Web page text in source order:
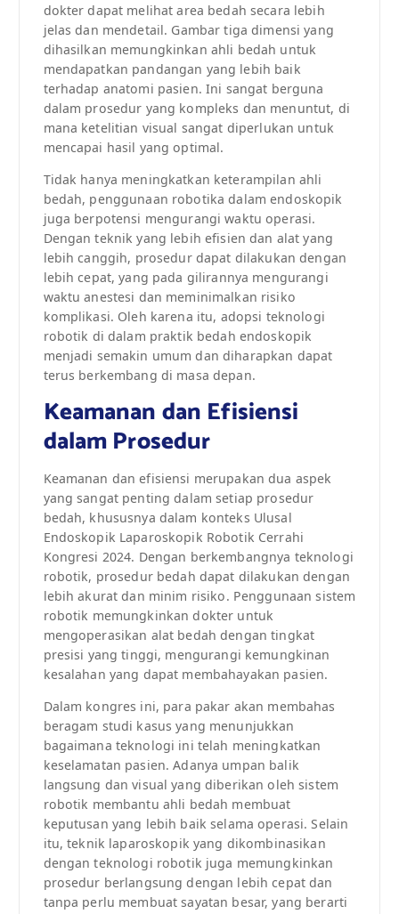
dokter dapat melihat area bedah secara lebih
jelas dan mendetail. Gambar tiga dimensi yang
dihasilkan memungkinkan ahli bedah untuk
mendapatkan pandangan yang lebih baik
terhadap anatomi pasien. Ini sangat berguna
dalam prosedur yang kompleks dan menuntut, di
mana ketelitian visual sangat diperlukan untuk
mencapai hasil yang optimal.
Tidak hanya meningkatkan keterampilan ahli
bedah, penggunaan robotika dalam endoskopik
juga berpotensi mengurangi waktu operasi.
Dengan teknik yang lebih efisien dan alat yang
lebih canggih, prosedur dapat dilakukan dengan
lebih cepat, yang pada gilirannya mengurangi
waktu anestesi dan meminimalkan risiko
komplikasi. Oleh karena itu, adopsi teknologi
robotik di dalam praktik bedah endoskopik
menjadi semakin umum dan diharapkan dapat
terus berkembang di masa depan.
Keamanan dan Efisiensi
dalam Prosedur
Keamanan dan efisiensi merupakan dua aspek
yang sangat penting dalam setiap prosedur
bedah, khususnya dalam konteks Ulusal
Endoskopik Laparoskopik Robotik Cerrahi
Kongresi 2024. Dengan berkembangnya teknologi
robotik, prosedur bedah dapat dilakukan dengan
lebih akurat dan minim risiko. Penggunaan sistem
robotik memungkinkan dokter untuk
mengoperasikan alat bedah dengan tingkat
presisi yang tinggi, mengurangi kemungkinan
kesalahan yang dapat membahayakan pasien.
Dalam kongres ini, para pakar akan membahas
beragam studi kasus yang menunjukkan
bagaimana teknologi ini telah meningkatkan
keselamatan pasien. Adanya umpan balik
langsung dan visual yang diberikan oleh sistem
robotik membantu ahli bedah membuat
keputusan yang lebih baik selama operasi. Selain
itu, teknik laparoskopik yang dikombinasikan
dengan teknologi robotik juga memungkinkan
prosedur berlangsung dengan lebih cepat dan
tanpa perlu membuat sayatan besar, yang berarti